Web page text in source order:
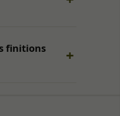
finitions
Mesure